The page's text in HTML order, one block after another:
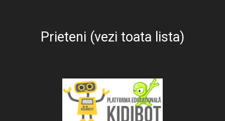
Prieteni (vezi toata lista)